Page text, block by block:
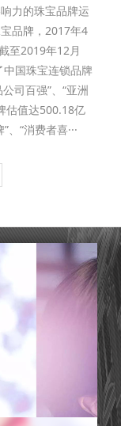
力的珠宝品牌运
品牌，2017年4
至2019年12月
国珠宝连锁品牌
司百强”、“亚洲
估值达500.18亿
“消费者喜···